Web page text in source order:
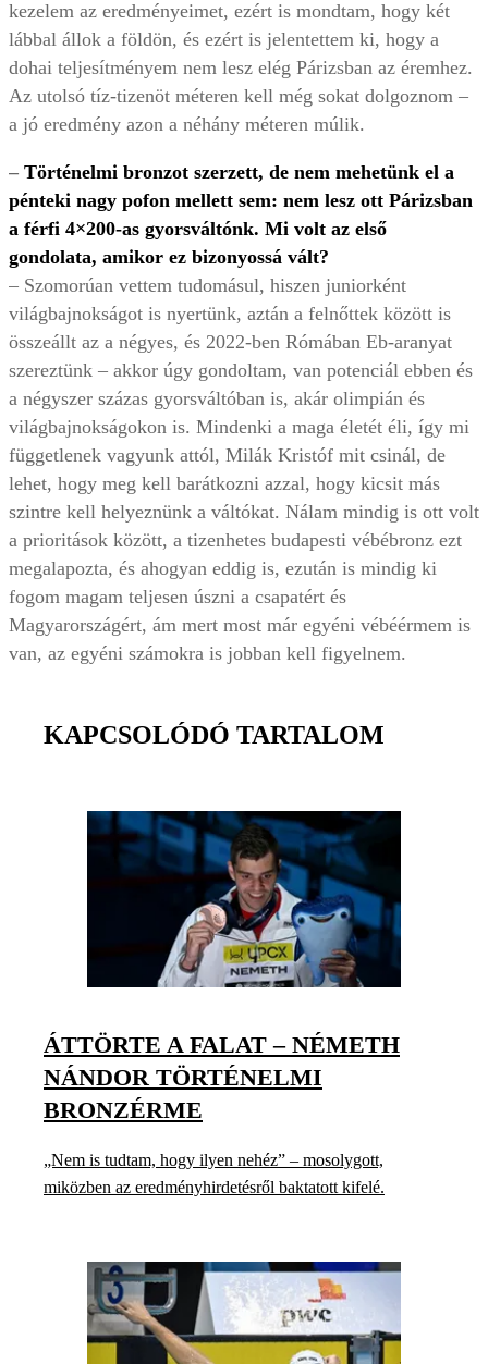
kezelem az eredményeimet, ezért is mondtam, hogy két
lábbal állok a földön, és ezért is jelentettem ki, hogy a
dohai teljesítményem nem lesz elég Párizsban az éremhez.
Az utolsó tíz-tizenöt méteren kell még sokat dolgoznom –
a jó eredmény azon a néhány méteren múlik.
– Történelmi bronzot szerzett, de nem mehetünk el a
pénteki nagy pofon mellett sem: nem lesz ott Párizsban
a férfi 4×200-as gyorsváltónk. Mi volt az első
gondolata, amikor ez bizonyossá vált?
– Szomorúan vettem tudomásul, hiszen juniorként
világbajnokságot is nyertünk, aztán a felnőttek között is
összeállt az a négyes, és 2022-ben Rómában Eb-aranyat
szereztünk – akkor úgy gondoltam, van potenciál ebben és
a négyszer százas gyorsváltóban is, akár olimpián és
világbajnokságokon is. Mindenki a maga életét éli, így mi
függetlenek vagyunk attól, Milák Kristóf mit csinál, de
lehet, hogy meg kell barátkozni azzal, hogy kicsit más
szintre kell helyeznünk a váltókat. Nálam mindig is ott volt
a prioritások között, a tizenhetes budapesti vébébronz ezt
megalapozta, és ahogyan eddig is, ezután is mindig ki
fogom magam teljesen úszni a csapatért és
Magyarországért, ám mert most már egyéni vébéérmem is
van, az egyéni számokra is jobban kell figyelnem.
KAPCSOLÓDÓ TARTALOM
ÁTTÖRTE A FALAT – NÉMETH
NÁNDOR TÖRTÉNELMI
BRONZÉRME
„Nem is tudtam, hogy ilyen nehéz” – mosolygott,
miközben az eredményhirdetésről baktatott kifelé.